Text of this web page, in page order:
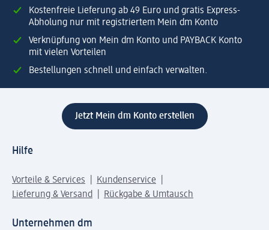
Kostenfreie Lieferung ab 49 Euro und gratis Express-
Abholung nur mit registriertem Mein dm Konto
Verknüpfung von Mein dm Konto und PAYBACK Konto
mit vielen Vorteilen
Bestellungen schnell und einfach verwalten.
Jetzt Mein dm Konto erstellen
Hilfe
Vorteile & Services
Kundenservice
Lieferung & Versand
Rückgabe & Umtausch
Unternehmen dm